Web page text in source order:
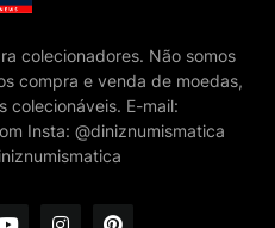
colecionadores. Não somos
compra e venda de moedas,
colecionáveis. E-mail:
Insta: @diniznumismatica